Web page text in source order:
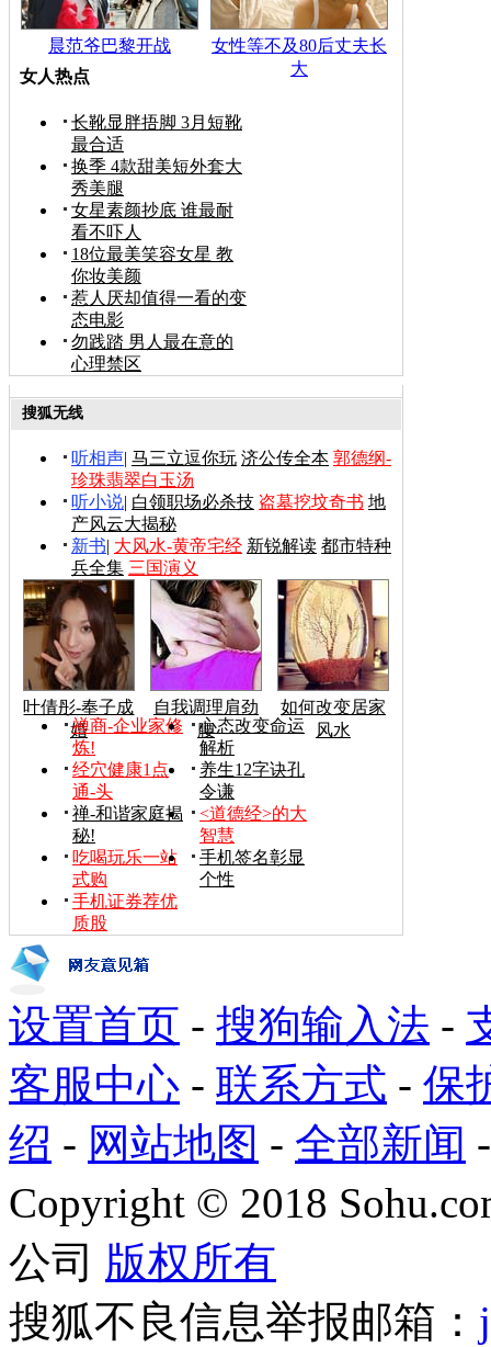
晨范爷巴黎开战
女性等不及80后丈夫长
大
女人热点
长靴显胖捂脚 3月短靴
最合适
换季 4款甜美短外套大
秀美腿
女星素颜抄底 谁最耐
看不吓人
18位最美笑容女星 教
你妆美颜
惹人厌却值得一看的变
态电影
勿践踏 男人最在意的
心理禁区
搜狐无线
听相声| 马三立逗你玩 济公传全本 郭德纲-
珍珠翡翠白玉汤
听小说| 白领职场必杀技 盗墓挖坟奇书 地
产风云大揭秘
新书| 大风水-黄帝宅经 新锐解读 都市特种
兵全集 三国演义
叶倩彤-奉子成
婚
自我调理肩劲
腰
如何改变居家
风水
禅商-企业家修
炼!
心态改变命运
解析
经穴健康1点
通-头
养生12字诀孔
令谦
禅-和谐家庭揭
秘!
<道德经>的大
智慧
吃喝玩乐一站
式购
手机签名彰显
个性
手机证券荐优
质股
设置首页 - 搜狗输入法 -
客服中心 - 联系方式 - 保
绍 - 网站地图 - 全部新闻
Copyright © 2018
公司 版权所有
搜狐不良信息举报邮箱：